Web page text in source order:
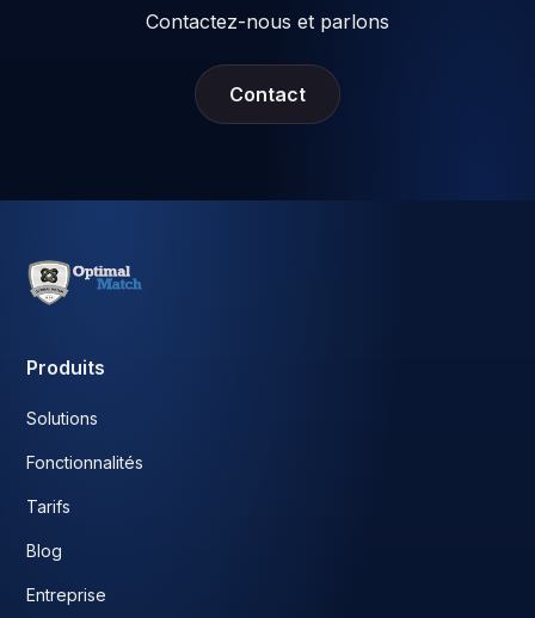
Contactez-nous et parlons
Contact
Produits
Solutions
Fonctionnalités
Tarifs
Blog
Entreprise